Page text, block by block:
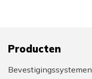
Producten
Bevestigingssystemen